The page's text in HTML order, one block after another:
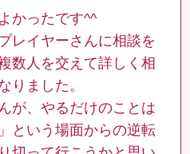
かったです^^
レイヤーさんに相談を
数人を交えて詳しく相
りました。
が、やるだけのことは
という場面からの逆転